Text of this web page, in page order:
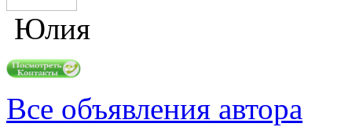
Юлия
Все объявления автора